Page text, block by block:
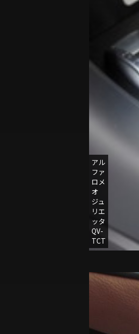
ア
ル
フ
ァ
ロ
メ
オ
4C
アル
ファ
ロメ
オ
ジュ
リエ
ッタ
QV-
TCT